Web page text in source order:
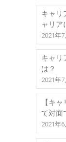
キャリ
ャリア
2021年7
キャリ
は？
2021年7
【キ
て対面
2021年6